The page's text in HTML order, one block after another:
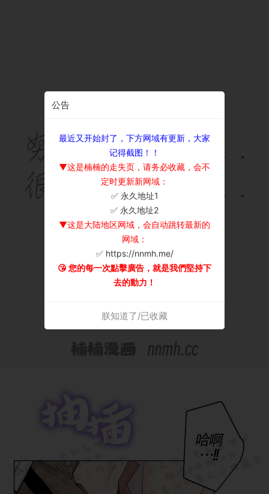
公告
最近又开始封了，下方网域有更新，大家
记得截图！！
▼这是楠楠的走失页，请务必收藏，会不
定时更新新网域：
✅ 永久地址1
✅ 永久地址2
▼这是大陆地区网域，会自动跳转最新的
网域：
✅ https://nnmh.me/
😘 您的每一次點擊廣告，就是我們堅持下
去的動力！
朕知道了/已收藏